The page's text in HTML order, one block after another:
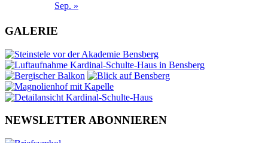
Sep. »
GALERIE
NEWSLETTER ABONNIEREN